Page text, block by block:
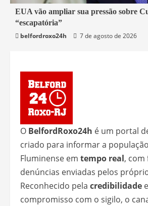
3 min read
Mundo
EUA vão ampliar sua pressão sobre
“escapatória”
belfordroxo24h
7 de agosto de 2026
O BelfordRoxo24h é um portal
criado para informar a
Fluminense em tempo real, com
denúncias enviadas pelos
Reconhecido pela credibilidade
compromisso com o sigilo, o